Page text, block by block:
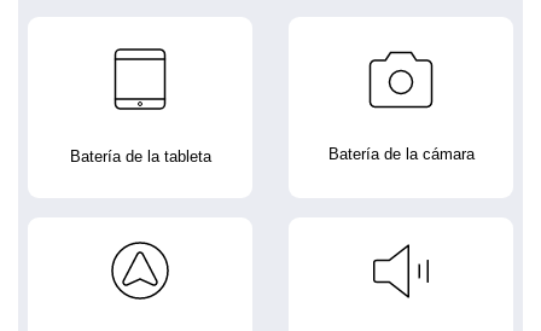
Batería de la tableta Batería de la cámara